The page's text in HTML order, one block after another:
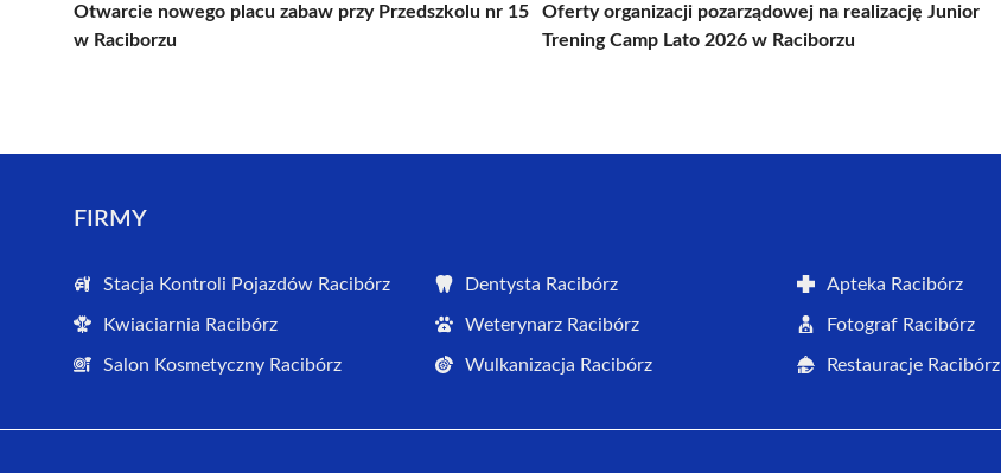
Otwarcie nowego placu zabaw przy Przedszkolu nr 15
w Raciborzu
Oferty organizacji pozarządowej na realizację Junior
Trening Camp Lato 2026 w Raciborzu
FIRMY
Stacja Kontroli Pojazdów Racibórz Dentysta Racibórz Apteka Racibórz
Kwiaciarnia Racibórz Weterynarz Racibórz Fotograf Racibórz
Salon Kosmetyczny Racibórz Wulkanizacja Racibórz Restauracje Racibórz